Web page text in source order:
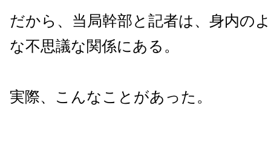
だから、当局幹部と記者は、身内の
な不思議な関係にある。
実際、こんなことがあった。